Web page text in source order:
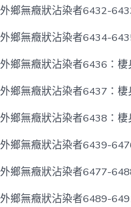
外鄉無癥狀沾染者6432-
外鄉無癥狀沾染者6434-
外鄉無癥狀沾染者6436：棲
外鄉無癥狀沾染者6437：棲
外鄉無癥狀沾染者6438：棲
外鄉無癥狀沾染者6439-
外鄉無癥狀沾染者6477-
外鄉無癥狀沾染者6489-